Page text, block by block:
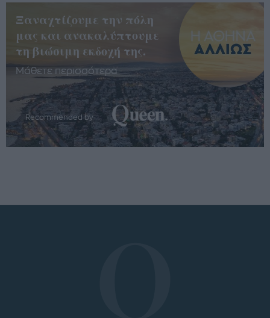
Ξαναχτίζουμε την πόλη
μας και ανακαλύπτουμε
τη βιώσιμη εκδοχή της.
Μάθετε περισσότερα
Recommended by